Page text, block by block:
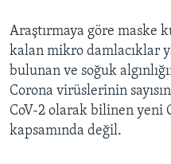
Araştırmaya göre maske
kalan mikro damlacıklar
bulunan ve soğuk
Corona virüslerinin
CoV-2 olarak bilinen yeni
kapsamında değil.